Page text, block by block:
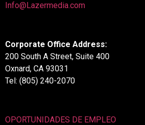
Info@Lazermedia.com
Corporate Office Address:
200 South A Street, Suite 400
Oxnard, CA 93031
Tel: (805) 240-2070
OPORTUNIDADES DE EMPLEO